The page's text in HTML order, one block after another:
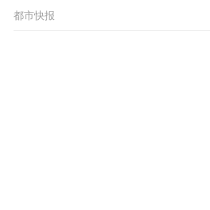
都市快报